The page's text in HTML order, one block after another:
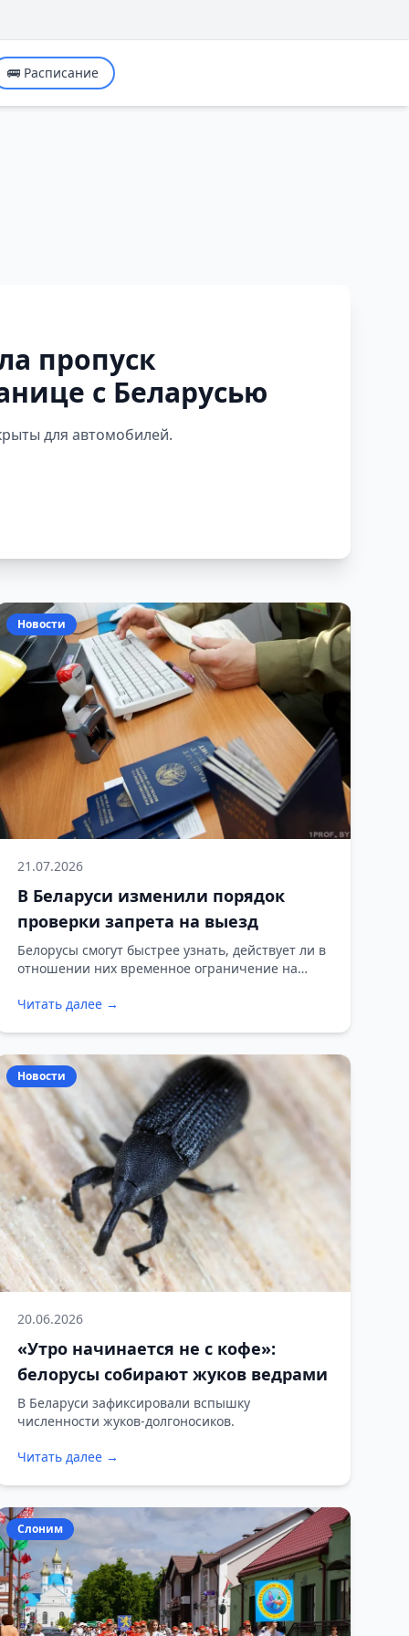
🚌 Расписание
пропуск
с Беларусью
для автомобилей.
Новости
21.07.2026
В Беларуси изменили порядок
проверки запрета на выезд
Белорусы смогут быстрее узнать, действует ли в
отношении них временное ограничение на
подписал Александр Лукашенко.
Читать далее →
Новости
20.06.2026
«Утро начинается не с кофе»:
белорусы собирают жуков ведрами
В Беларуси зафиксировали вспышку
численности жуков-долгоносиков.
Читать далее →
Слоним